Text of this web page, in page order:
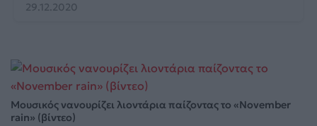
29.12.2020
Μουσικός νανουρίζει λιοντάρια παίζοντας το «November
rain» (βίντεο)